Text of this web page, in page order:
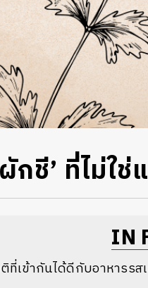
กชี’ ที่ไม่ใ
IN
ที่เข้ากันได้ดีกับอาหารร